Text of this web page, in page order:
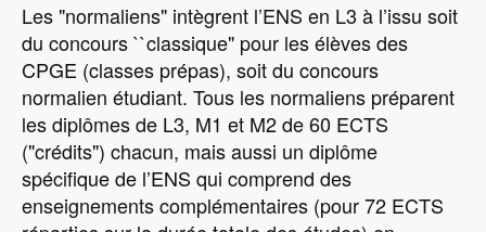
Les "normaliens" intègrent l’ENS en L3 à l’issu soit
du concours ``classique" pour les élèves des
CPGE (classes prépas), soit du concours
normalien étudiant. Tous les normaliens préparent
les diplômes de L3, M1 et M2 de 60 ECTS
("crédits") chacun, mais aussi un diplôme
spécifique de l’ENS qui comprend des
enseignements complémentaires (pour 72 ECTS